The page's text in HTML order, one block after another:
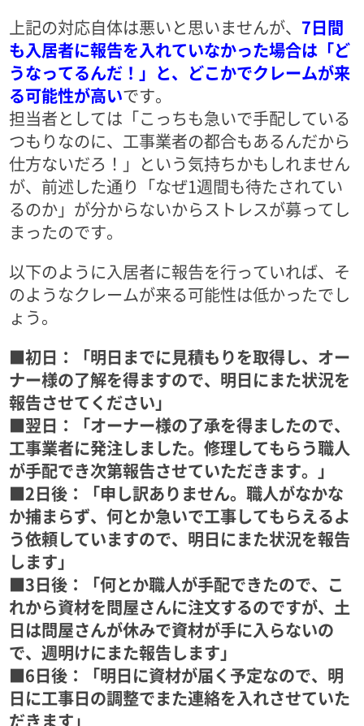
上記の対応自体は悪いと思いませんが、 7日間
も入居者に報告を入れていなかった場合は「ど
うなってるんだ！」と、どこかでクレームが来
る可能性が高いです。
担当者としては「こっちも急いで手配している
つもりなのに、工事業者の都合もあるんだから
仕方ないだろ！」という気持ちかもしれません
が、前述した通り「なぜ1週間も待たされてい
るのか」が分からないからストレスが募ってし
まったのです。
以下のように入居者に報告を行っていれば、そ
のようなクレームが来る可能性は低かったでし
ょう。
■初日：「明日までに見積もりを取得し、オー
ナー様の了解を得ますので、明日にまた状況を
報告させてください」
■翌日：「オーナー様の了承を得ましたので、
工事業者に発注しました。修理してもらう職人
が手配でき次第報告させていただきます。」
■2日後：「申し訳ありません。職人がなかな
か捕まらず、何とか急いで工事してもらえるよ
う依頼していますので、明日にまた状況を報告
します」
■3日後：「何とか職人が手配できたので、こ
れから資材を問屋さんに注文するのですが、土
日は問屋さんが休みで資材が手に入らないの
で、週明けにまた報告します」
■6日後：「明日に資材が届く予定なので、明
日に工事日の調整でまた連絡を入れさせていた
だきます」